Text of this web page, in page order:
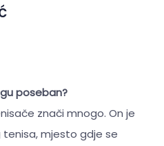
poseban?
znači mnogo. On je
mjesto gdje se